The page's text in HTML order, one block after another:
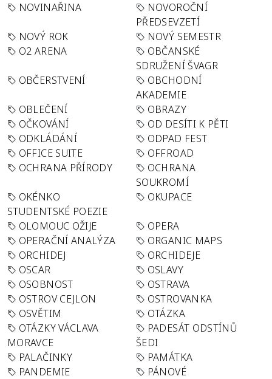
NOVINAŘINA
NOVOROČNÍ
PŘEDSEVZETÍ
NOVÝ ROK
NOVÝ SEMESTR
O2 ARENA
OBČANSKÉ
SDRUŽENÍ ŠVAGR
OBČERSTVENÍ
OBCHODNÍ
AKADEMIE
OBLEČENÍ
OBRAZY
OČKOVÁNÍ
OD DESÍTI K PĚTI
ODKLÁDÁNÍ
ODPAD FEST
OFFICE SUITE
OFFROAD
OCHRANA PŘÍRODY
OCHRANA
SOUKROMÍ
OKÉNKO
STUDENTSKÉ POEZIE
OKUPACE
OLOMOUC OŽIJE
OPERA
OPERAČNÍ ANALÝZA
ORGANIC MAPS
ORCHIDEJ
ORCHIDEJE
OSCAR
OSLAVY
OSOBNOST
OSTRAVA
OSTROV CEJLON
OSTROVANKA
OSVĚTIM
OTÁZKA
OTÁZKY VÁCLAVA
MORAVCE
PADESÁT ODSTÍNŮ
ŠEDI
PALAČINKY
PAMÁTKA
PANDEMIE
PÁNOVÉ